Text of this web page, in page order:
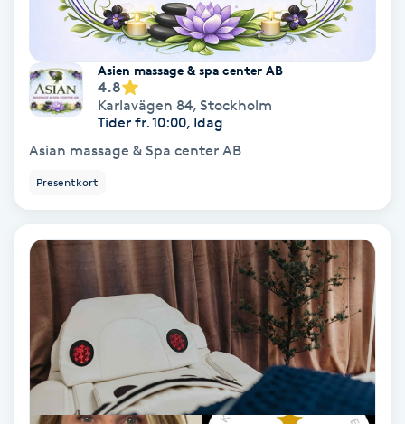
Medicinsk massage
Meditation
Medium
Megavolymfransar
Melasma
Mesoterapi
MicroPen
Microshading
Mixfransar
Asien massage & spa center AB
4.8
Karlavägen 84, Stockholm
Tider fr. 10:00, Idag
Asian massage & Spa center AB
Presentkort